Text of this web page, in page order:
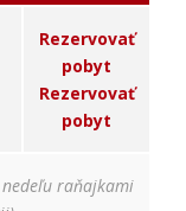
Rezervovať
pobyt
Rezervovať
pobyt
raňajkami